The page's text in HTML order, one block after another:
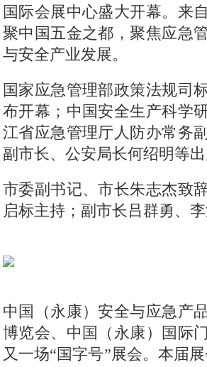
国际会展中心盛大开幕。来
聚中国五金之都，聚焦应急
与安全产业发展。
国家应急管理部政策法规司
布开幕；中国安全生产科学
江省应急管理厅人防办常务
副市长、公安局长何绍明等
市委副书记、市长朱志杰致
启标主持；副市长吕群勇、
中国（永康）安全与应急产
博览会、中国（永康）国际
又一场“国字号”展会。本届